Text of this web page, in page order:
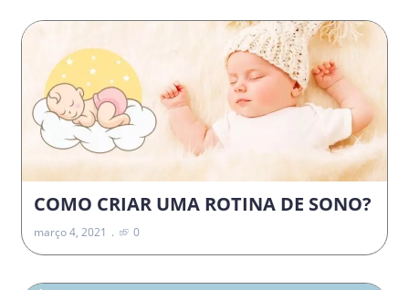
COMO CRIAR UMA ROTINA DE SONO?
março 4, 2021 0